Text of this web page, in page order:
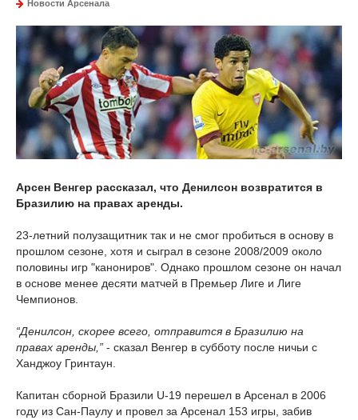
Новости Арсенала
Арсен Венгер рассказал, что Денилсон возвратится в
Бразилию на правах аренды.
23-летний полузащитник так и не смог пробиться в основу в
прошлом сезоне, хотя и сыграл в сезоне 2008/2009 около
половины игр "канониров". Однако прошлом сезоне он начал
в основе менее десяти матчей в Премьер Лиге и Лиге
Чемпионов.
“Денилсон, скорее всего, отправится в Бразилию на
правах аренды,” - сказал Венгер в субботу после ничьи с
Ханджоу Гринтаун.
Капитан сборной Бразили U-19 перешел в Арсенал в 2006
году из Сан-Паулу и провел за Арсенал 153 игры, забив